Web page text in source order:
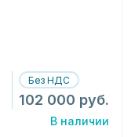
Без НДС
102 000 руб.
В наличии